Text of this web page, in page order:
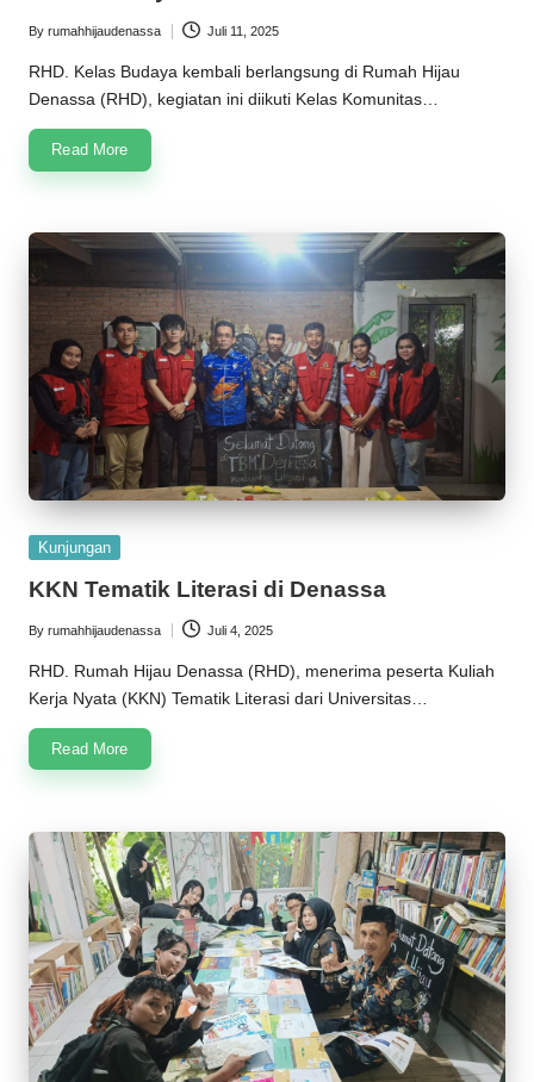
n
a
s
s
a
2
0
2
5
Posted
by
By rumahhijaudenassa Juli 11, 2025
RHD. Kelas Budaya kembali berlangsung di Rumah Hijau
Denassa (RHD), kegiatan ini diikuti Kelas Komunitas…
Read More
Posted
Kunjungan
KKN Tematik Literasi di Denassa
Posted
by
By rumahhijaudenassa Juli 4, 2025
RHD. Rumah Hijau Denassa (RHD), menerima peserta Kuliah
Kerja Nyata (KKN) Tematik Literasi dari Universitas…
Read More